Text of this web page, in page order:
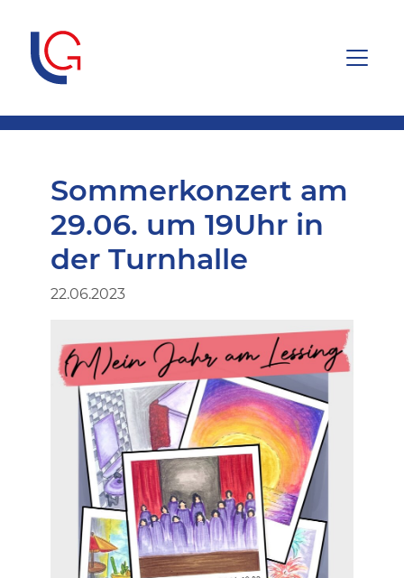
Sommerkonzert am
29.06. um 19Uhr in
der Turnhalle
22.06.2023